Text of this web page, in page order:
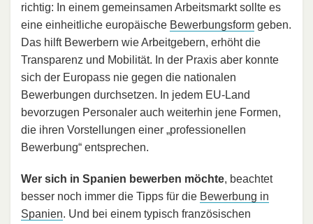
richtig: In einem gemeinsamen Arbeitsmarkt sollte es
eine einheitliche europäische Bewerbungsform geben.
Das hilft Bewerbern wie Arbeitgebern, erhöht die
Transparenz und Mobilität. In der Praxis aber konnte
sich der Europass nie gegen die nationalen
Bewerbungen durchsetzen. In jedem EU-Land
bevorzugen Personaler auch weiterhin jene Formen,
die ihren Vorstellungen einer „professionellen
Bewerbung“ entsprechen.
Wer sich in Spanien bewerben möchte, beachtet
besser noch immer die Tipps für die Bewerbung in
Spanien. Und bei einem typisch französischen